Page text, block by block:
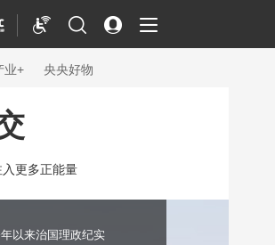
业+ 央央好物
更多正能量
以来治国理政纪实